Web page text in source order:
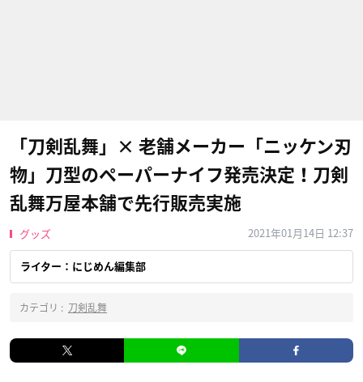
「刀剣乱舞」× 老舗メーカー「ニッケン刃
物」刀型のペーパーナイフ発売決定！刀剣
乱舞万屋本舗で先行販売実施
グッズ 2021年01月14日 12:37
ライター：にじめん編集部
カテゴリ : 刀剣乱舞